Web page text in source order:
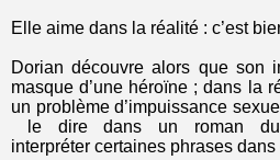
Elle aime dans la réalité : c’est
Dorian découvre alors que son
masque d’une héroïne ; dans la
un problème d’impuissance
le dire dans un roman
interpréter certaines phrases dans